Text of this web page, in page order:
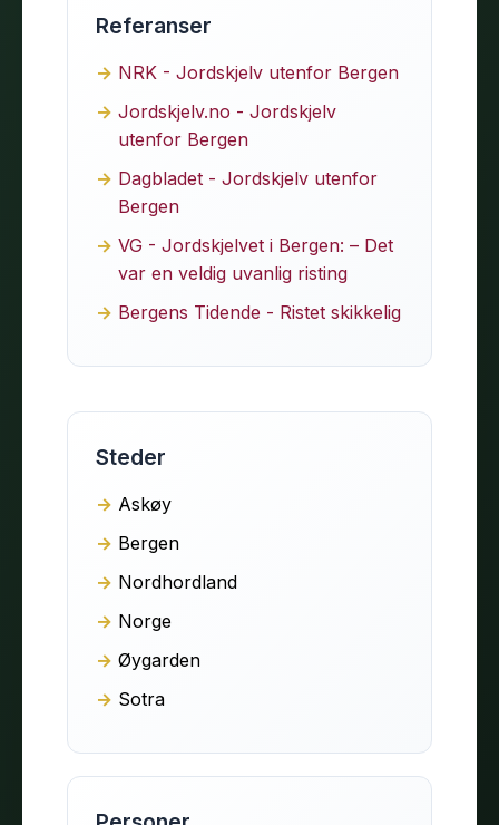
Referanser
NRK - Jordskjelv utenfor Bergen
Jordskjelv.no - Jordskjelv
utenfor Bergen
Dagbladet - Jordskjelv utenfor
Bergen
VG - Jordskjelvet i Bergen: – Det
var en veldig uvanlig risting
Bergens Tidende - Ristet skikkelig
Steder
Askøy
Bergen
Nordhordland
Norge
Øygarden
Sotra